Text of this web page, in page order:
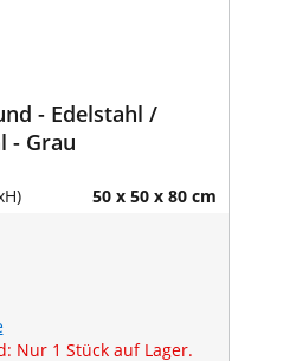
- Edelstahl /
- Grau
50 x 50 x 80 cm
Nur 1 Stück auf Lager.